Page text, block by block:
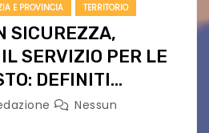
E PROVINCIA TERRITORIO
SICUREZZA,
SERVIZIO PER LE
DEFINITI
E ORARIO
Nessun